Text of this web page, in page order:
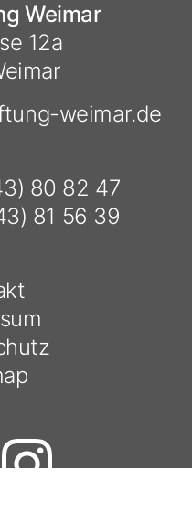
Weimar
12a
weimar.de
80 82 47
81 56 39